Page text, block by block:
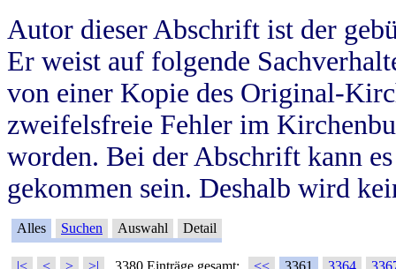
Autor dieser Abschrift ist der
Er weist auf folgende
von einer Kopie des Original-
zweifelsfreie Fehler im
worden. Bei der Abschrift kann
gekommen sein. Deshalb wird
Alles Suchen Auswahl Detail
|< < > >| 3380 Einträge gesamt: << 3361 3364